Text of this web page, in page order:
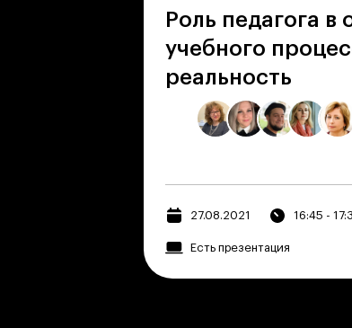
Роль педагога в
учебного
реальность
27.08.2021 16:45 -
Есть презентация